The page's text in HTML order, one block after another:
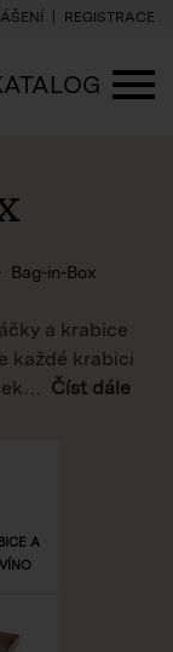
REGISTRACE
Bag-in-Box
a krabice
každé krabici
Číst dále
A